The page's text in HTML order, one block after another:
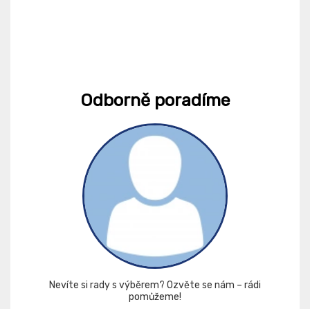
Odborně poradíme
Nevíte si rady s výběrem? Ozvěte se nám – rádi
pomůžeme!